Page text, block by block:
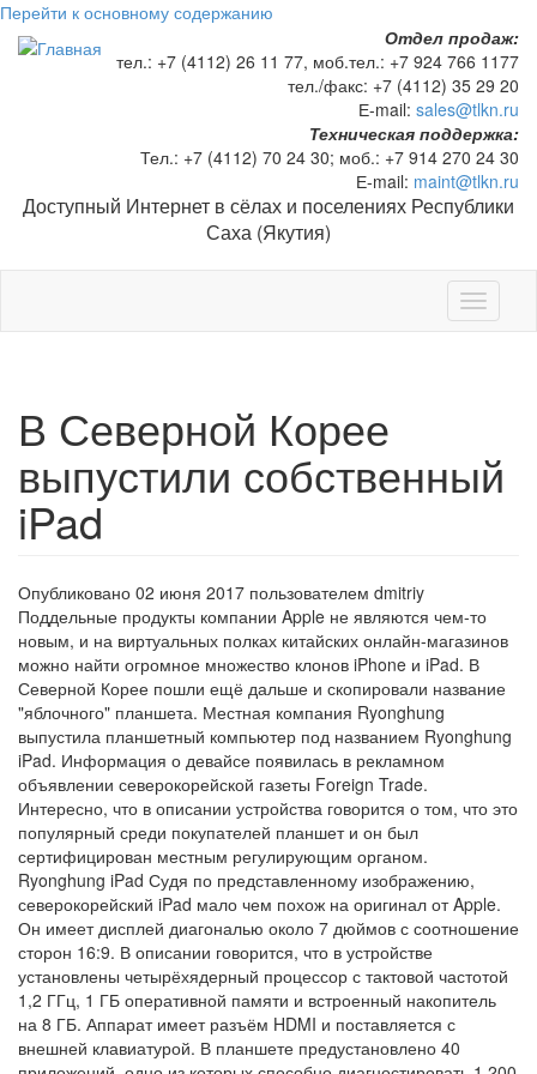
Перейти к основному содержанию
Отдел продаж:
тел.: +7 (4112) 26 11 77, моб.тел.: +7 924 766 1177
тел./факс: +7 (4112) 35 29 20
Е-mail: sales@tlkn.ru
Техническая поддержка:
Тел.: +7 (4112) 70 24 30; моб.: +7 914 270 24 30
Е-mail: maint@tlkn.ru
Доступный Интернет в сёлах и поселениях Республики
Саха (Якутия)
Toggle
В Северной Корее
выпустили собственный
iPad
Опубликовано 02 июня 2017 пользователем dmitriy
Поддельные продукты компании Apple не являются чем-то
новым, и на виртуальных полках китайских онлайн-магазинов
можно найти огромное множество клонов iPhone и iPad. В
Северной Корее пошли ещё дальше и скопировали название
"яблочного" планшета. Местная компания Ryonghung
выпустила планшетный компьютер под названием Ryonghung
iPad. Информация о девайсе появилась в рекламном
объявлении северокорейской газеты Foreign Trade.
Интересно, что в описании устройства говорится о том, что это
популярный среди покупателей планшет и он был
сертифицирован местным регулирующим органом.
Ryonghung iPad Судя по представленному изображению,
северокорейский iPad мало чем похож на оригинал от Apple.
Он имеет дисплей диагональю около 7 дюймов с соотношение
сторон 16:9. В описании говорится, что в устройстве
установлены четырёхядерный процессор с тактовой частотой
1,2 ГГц, 1 ГБ оперативной памяти и встроенный накопитель
на 8 ГБ. Аппарат имеет разъём HDMI и поставляется с
внешней клавиатурой. В планшете предустановлено 40